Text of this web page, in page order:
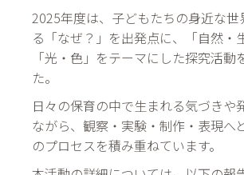
2025年度は、子どもたちの身近な
る「なぜ？」を出発点に、「自然・
「光・色」をテーマにした探究活動
た。
日々の保育の中で生まれる気づきや
ながら、観察・実験・制作・表現へ
のプロセスを積み重ねています。